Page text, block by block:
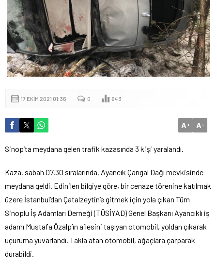
17 EKIM 2021 01:36 0 643
A+ A-
Sinop’ta meydana gelen trafik kazasında 3 kişi yaralandı.
Kaza, sabah 07.30 sıralarında, Ayancık Çangal Dağı mevkisinde
meydana geldi. Edinilen bilgiye göre, bir cenaze törenine katılmak
üzere İstanbul’dan Çatalzeytin’e gitmek için yola çıkan Tüm
Sinoplu İş Adamları Derneği (TÜSİYAD) Genel Başkanı Ayancıklı iş
adamı Mustafa Özalp’ın ailesini taşıyan otomobil, yoldan çıkarak
uçuruma yuvarlandı. Takla atan otomobil, ağaçlara çarparak
durabildi.